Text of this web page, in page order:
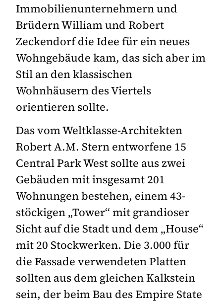
Immobilienunternehmern und
Brüdern William und Robert
Zeckendorf die Idee für ein neues
Wohngebäude kam, das sich aber im
Stil an den klassischen
Wohnhäusern des Viertels
orientieren sollte.
Das vom Weltklasse-Architekten
Robert A.M. Stern entworfene 15
Central Park West sollte aus zwei
Gebäuden mit insgesamt 201
Wohnungen bestehen, einem 43-
stöckigen „Tower“ mit grandioser
Sicht auf die Stadt und dem „House“
mit 20 Stockwerken. Die 3.000 für
die Fassade verwendeten Platten
sollten aus dem gleichen Kalkstein
sein, der beim Bau des Empire State